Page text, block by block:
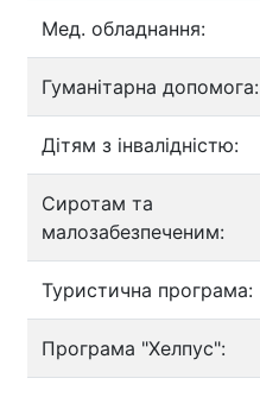
Мед. обладнання:
Гуманітарна допомога:
Дітям з інвалідністю:
Сиротам та
малозабезпеченим:
Туристична програма:
Програма "Хелпус":